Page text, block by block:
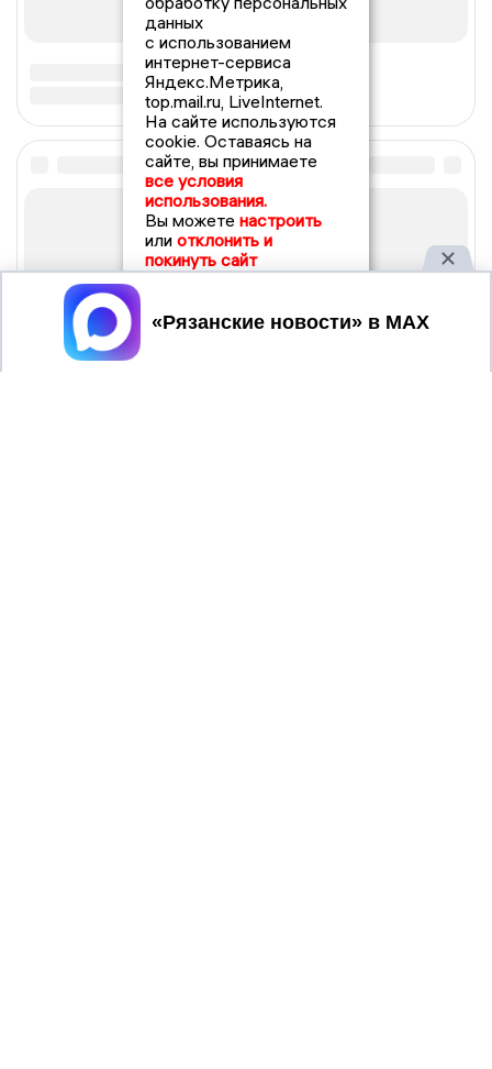
данных
с использованием
интернет-сервиса
Яндекс.Метрика,
top.mail.ru, LiveInternet.
На сайте используются
cookie. Оставаясь на
сайте, вы принимаете
все условия
использования.
Вы можете настроить
или отклонить и
покинуть сайт
Принять